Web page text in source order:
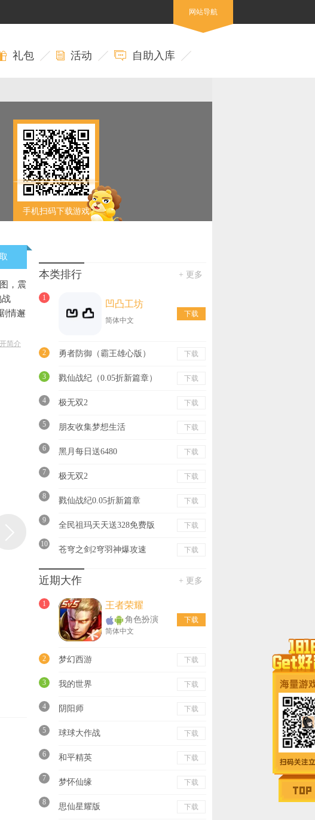
网站导航
礼包 活动 自助入库
手机扫码下载游戏
，震
战
情邂
简介
+ 更多
本类排行
1
凹凸工坊
简体中文
下载
2 勇者防御（霸王雄心版） 下载
3 戮仙战纪（0.05折新篇章） 下载
4 极无双2 下载
5 朋友收集梦想生活 下载
6 黑月每日送6480 下载
7 极无双2 下载
8 戮仙战纪0.05折新篇章 下载
9
全民祖玛天天送328免费版 下载
10
苍穹之剑2穹羽神爆攻速 下载
+ 更多
近期大作
1 王者荣耀
角色扮演
简体中文
下载
2 梦幻西游 下载
3 我的世界 下载
4 阴阳师 下载
5 球球大作战 下载
6 和平精英 下载
7 梦怀仙缘 下载
8 思仙星耀版 下载